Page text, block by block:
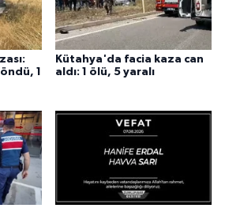
1
Kütahya'da facia kaza can
aldı: 1 ölü, 5 yaralı